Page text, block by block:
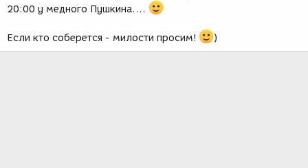
20:00 у медного Пушкина....
Если кто соберется - милости просим! )